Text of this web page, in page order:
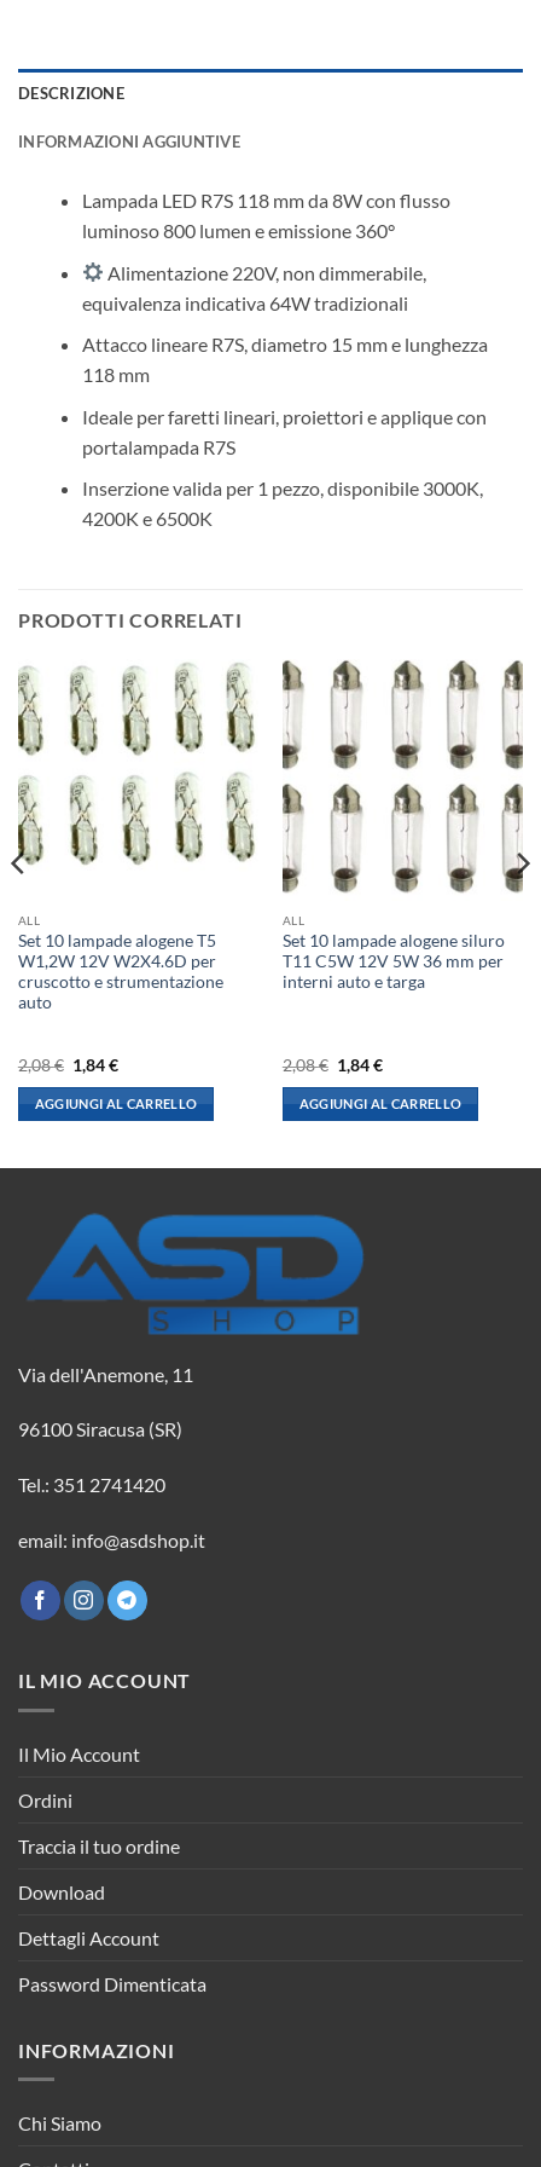
DESCRIZIONE
INFORMAZIONI AGGIUNTIVE
Lampada LED R7S 118 mm da 8W con flusso
luminoso 800 lumen e emissione 360°
Alimentazione 220V, non dimmerabile,
equivalenza indicativa 64W tradizionali
Attacco lineare R7S, diametro 15 mm e lunghezza
118 mm
Ideale per faretti lineari, proiettori e applique con
portalampada R7S
Inserzione valida per 1 pezzo, disponibile 3000K,
4200K e 6500K
PRODOTTI CORRELATI
ALL
Set 10 lampade alogene T5
W1,2W 12V W2X4.6D per
cruscotto e strumentazione
auto
2,08€ Il
prezzo
originale
era:
2,08 €.
1,84€Il
attuale
è:
1,84 €.
AGGIUNGI AL CARRELLO
ALL
Set 10 lampade alogene siluro
T11 C5W 12V 5W 36 mm per
interni auto e targa
2,08€ Il
prezzo
originale
era:
2,08 €.
1,84€Il
attuale
è:
1,84 €.
AGGIUNGI AL CARRELLO
Via dell'Anemone, 11
96100 Siracusa (SR)
Tel.: 351 2741420
email: info@asdshop.it
IL MIO ACCOUNT
Il Mio Account
Ordini
Traccia il tuo ordine
Download
Dettagli Account
Password Dimenticata
INFORMAZIONI
Chi Siamo